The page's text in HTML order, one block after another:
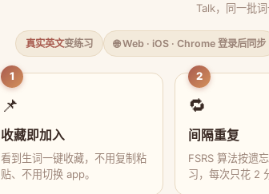
Talk，同一批词
真实英文变练习 🌐 Web · iOS · Chrome 登录后同步
1
📌
收藏即加入
看到生词一键收藏，不用复制粘
贴、不用切换 app。
2
🔁
间隔重复
FSRS 算法按遗
习，每次只花 2